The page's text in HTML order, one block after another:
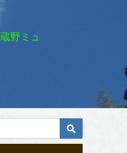
野ミュ